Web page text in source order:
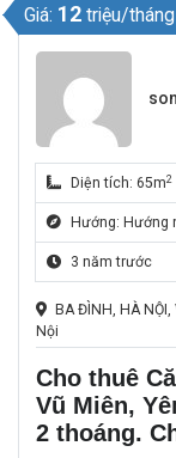
Giá: 12 triệu/tháng
Diện tích: 65m2
Hướng: Hướng
3 năm trước
BA ĐÌNH, HÀ
Nội
Cho thuê
Vũ Miên,
2 thoáng.